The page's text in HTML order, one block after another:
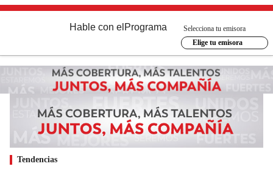
Hable con el Programa
Selecciona tu emisora
Elige tu emisora
Tendencias